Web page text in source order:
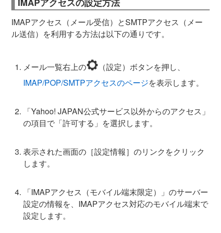
IMAPアクセス（メール受信）とSMTPアクセス（メー
ル送信）を利用する方法は以下の通りです。
メール一覧右上の
（設定）ボタンを押し、
IMAP/POP/SMTPアクセスのページを表示します。
「Yahoo! JAPAN公式サービス以外からのアクセス」
の項目で「許可する」を選択します。
表示された画面の［設定情報］のリンクをクリック
します。
「IMAPアクセス（モバイル端末限定）」のサーバー
設定の情報を、IMAPアクセス対応のモバイル端末で
設定します。